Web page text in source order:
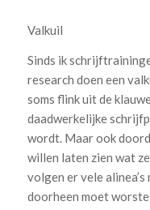
Valkuil
Sinds ik
research doen een
soms flink uit de
daadwerkelijke
wordt. Maar ook
willen laten zien wat
volgen er vele
doorheen moet